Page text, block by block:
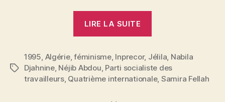
LIRE LA SUITE
Algérie.
Les
femmes
Étiquettes
1995, Algérie,féminisme, Inprecor, Jélila, Nabila
Djahnine, Néjib Abdou, Parti socialiste des
travailleurs, Quatrième internationale, Samira Fellah